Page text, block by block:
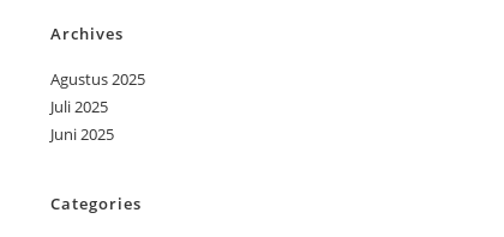
Archives
Agustus 2025
Juli 2025
Juni 2025
Categories